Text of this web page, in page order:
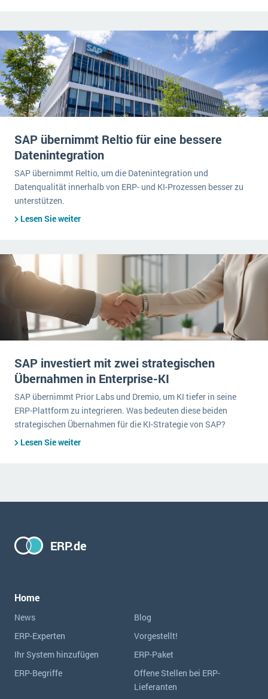
SAP übernimmt Reltio für eine bessere
Datenintegration
SAP übernimmt Reltio, um die Datenintegration und
Datenqualität innerhalb von ERP- und KI-Prozessen besser zu
unterstützen.
Lesen Sie weiter
SAP investiert mit zwei strategischen
Übernahmen in Enterprise-KI
SAP übernimmt Prior Labs und Dremio, um KI tiefer in seine
ERP-Plattform zu integrieren. Was bedeuten diese beiden
strategischen Übernahmen für die KI-Strategie von SAP?
Lesen Sie weiter
ERP.de
Home
News
Blog
ERP-Experten
Vorgestellt!
Ihr System hinzufügen
ERP-Paket
ERP-Begriffe
Offene Stellen bei ERP-
Lieferanten